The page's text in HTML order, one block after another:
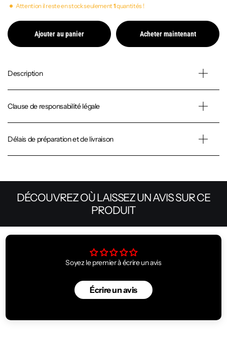
Attention il reste en stock seulement1quantités !
Ajouter au panier Acheter maintenant
Description
Clause de responsabilité légale
Délais de préparation et de livraison
DÉCOUVREZ OÙ LAISSEZ UN AVIS SUR CE
PRODUIT
Soyez le premier à écrire un avis
Écrire un avis